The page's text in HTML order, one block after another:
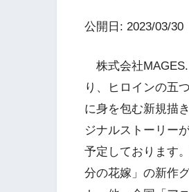
公開日: 2023/03/30
株式会社
り、ヒロインの五
に身を包む新規描
ジナルストーリー
予定しております
分の花嫁」の新作